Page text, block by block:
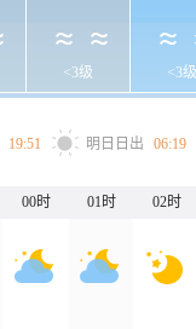
<3级 <3级
19:51 明日日出 06:19
00时 01时 02时